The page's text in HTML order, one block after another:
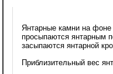
Янтарные камни на
просыпаются янтарным
засыпаются янтарной
Приблизительный вес